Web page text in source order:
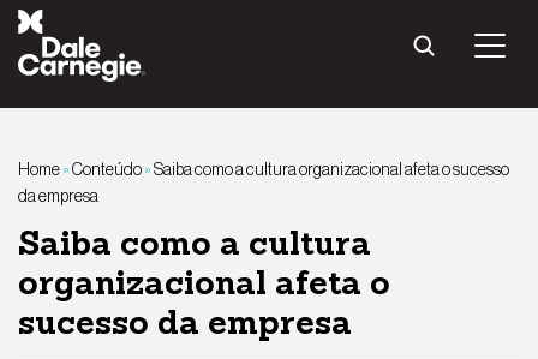
Pular
conteúdo
Home»Conteúdo»Saiba como a cultura organizacional afeta o sucesso
da empresa
Saiba como a cultura
organizacional afeta o
sucesso da empresa